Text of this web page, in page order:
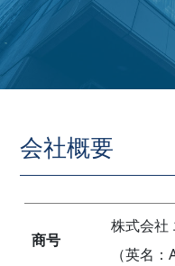
会社概要
商号
株式会社
（英名：